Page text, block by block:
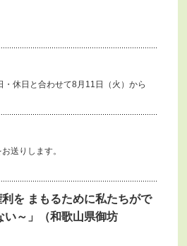
休日と合わせて8月11日（火）から
送りします。
を まもるために私たちがで
い～」（和歌山県御坊